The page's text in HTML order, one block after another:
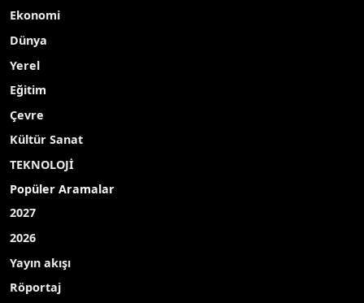
Ekonomi
Dünya
Yerel
Eğitim
Çevre
Kültür Sanat
TEKNOLOJİ
Popüler Aramalar
2027
2026
Yayın akışı
Röportaj